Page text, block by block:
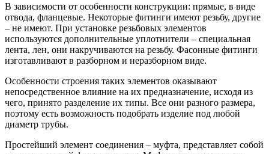
В зависимости от особенности конструкции: прямые, в виде
отвода, фланцевые. Некоторые фитинги имеют резьбу, другие
– не имеют. При установке резьбовых элементов
используются дополнительные уплотнители – специальная
лента, лен, они накручиваются на резьбу. Фасонные фитинги
изготавливают в разборном и неразборном виде.
Особенности строения таких элементов оказывают
непосредственное влияние на их предназначение, исходя из
чего, принято разделение их типы. Все они разного размера,
поэтому есть возможность подобрать изделие под любой
диаметр трубы.
Простейший элемент соединения – муфта, представляет собой